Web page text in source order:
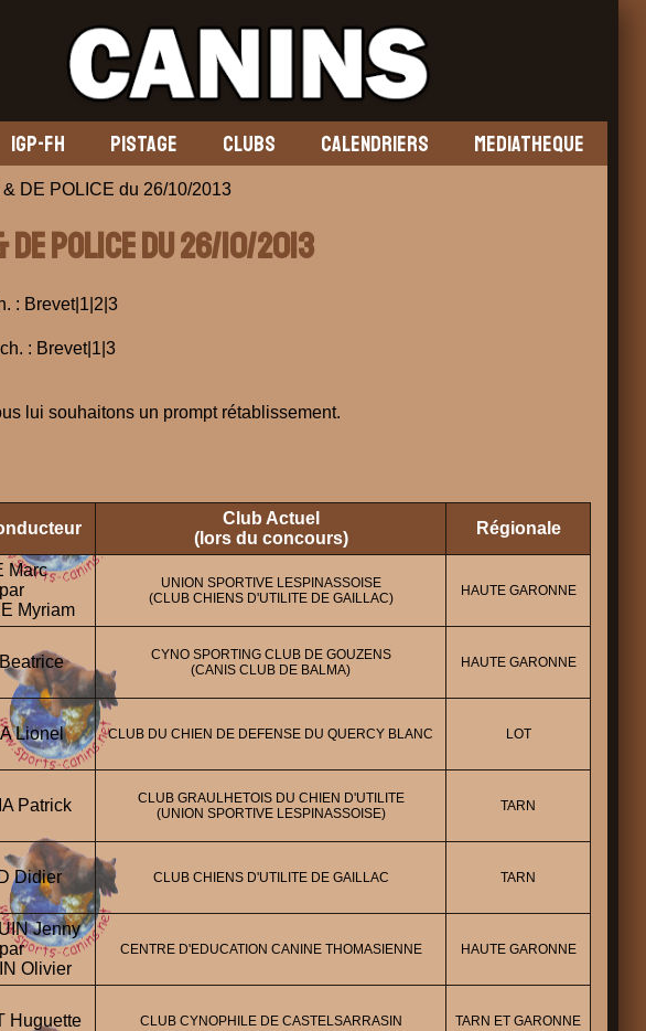
IGP-FH PISTAGE CLUBS CALENDRIERS MEDIATHEQUE
DE POLICE du 26/10/2013
DE POLICE du 26/10/2013
: Brevet|1|2|3
: Brevet|1|3
lui souhaitons un prompt rétablissement.
Club Actuel
(lors du concours)
Régionale
Marc
Myriam
UNION SPORTIVE LESPINASSOISE
(CLUB CHIENS D'UTILITE DE GAILLAC)
HAUTE GARONNE
CYNO SPORTING CLUB DE GOUZENS
(CANIS CLUB DE BALMA)
HAUTE GARONNE
Lionel CLUB DU CHIEN DE DEFENSE DU QUERCY BLANC LOT
Patrick
CLUB GRAULHETOIS DU CHIEN D'UTILITE
(UNION SPORTIVE LESPINASSOISE)
TARN
Didier CLUB CHIENS D'UTILITE DE GAILLAC TARN
Jenny
Olivier
CENTRE D'EDUCATION CANINE THOMASIENNE HAUTE GARONNE
Huguette CLUB CYNOPHILE DE CASTELSARRASIN TARN ET GARONNE